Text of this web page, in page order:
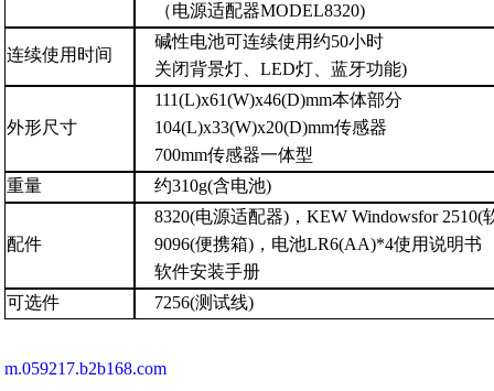
（电源适配器MODEL8320)
连续使用时间
碱性电池可连续使用约50小时
关闭背景灯、 LED灯、蓝牙功能)
外形尺寸
111(L)x61(W)x46(D)mm本体部分
104(L)x33(W)x20(D)mm传感器
700mm传感器一体型
重量
约310g(含电池)
配件
8320(电源适配器)， KEW Windowsfor 2510(
9096(便携箱)，电池LR6(AA)*4使用说明书
软件安装手册
可选件
7256(测试线)
m.059217.b2b168.com